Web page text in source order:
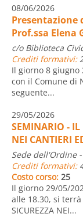
08/06/2026
Presentazione
Prof.ssa Elena
c/o Biblioteca
Crediti formativi:
Il giorno 8 giugno
con il Comune di
seguente...
29/05/2026
SEMINARIO - IL
NEI CANTIERI
Sede dell'Ordine
Crediti formativi:
Costo corso: 25
Il giorno 29/05/
alle 18.30, si terrà
SICUREZZA NEI...